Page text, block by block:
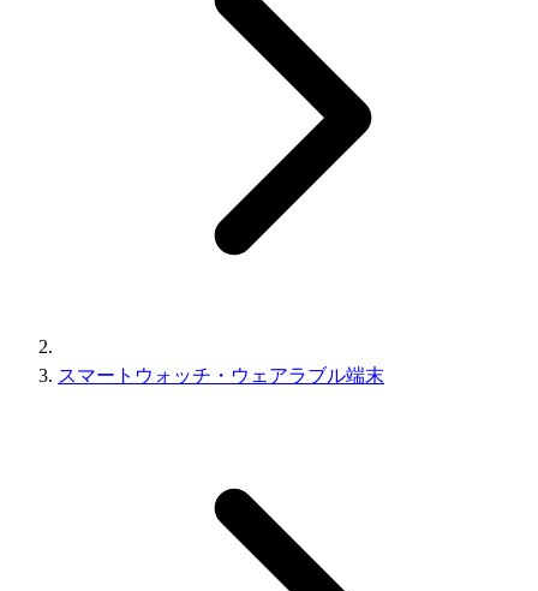
スマートウォッチ・ウェアラブル端末